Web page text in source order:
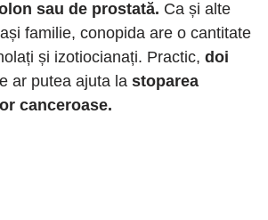
sau de prostată. Ca și alte
familie, conopida are o cantitate
și izotiocianați. Practic, doi
ar putea ajuta la stoparea
canceroase.